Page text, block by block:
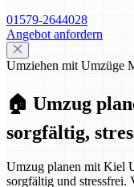
01579-2644028
Angebot anfordern
Umziehen mit Umzüge
🏠 Umzug
sorgfältig,
Umzug planen mit Kiel
sorgfältig und stressfrei.